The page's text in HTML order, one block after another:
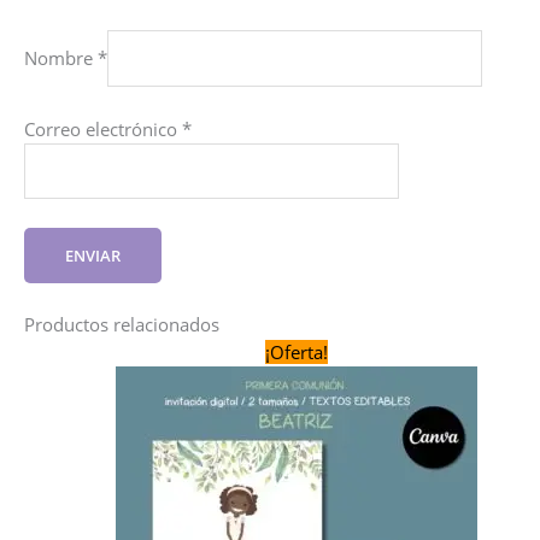
Nombre *
Correo electrónico *
Productos relacionados
¡Oferta!